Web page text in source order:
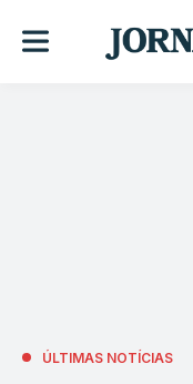
ÚLTIMAS NOTÍCIAS